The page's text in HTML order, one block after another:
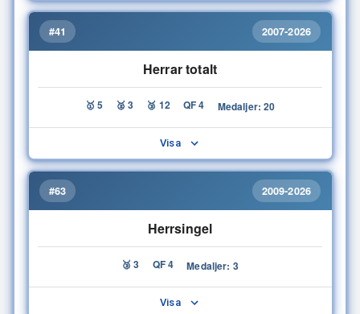
#41 2007-2026
Herrar totalt
🥇 5 🥈 3 🥉 12 QF 4 Medaljer: 20
Visa
#63 2009-2026
Herrsingel
🥉 3 QF 4 Medaljer: 3
Visa